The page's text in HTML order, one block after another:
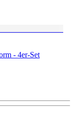
- 4er-Set